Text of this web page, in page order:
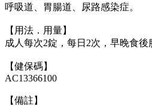
呼吸道、胃腸道、尿路感染症。
【用法．用量】
成人每次2錠，每日2次，早晚食後
【健保碼】
AC13366100
【備註】